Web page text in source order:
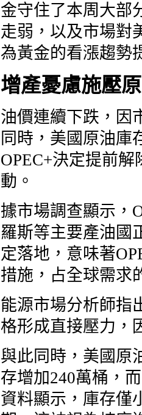
金守住了本周大部
走弱，以及市場對
為黃金的看漲趨勢
增產憂慮施壓
油價連續下跌，因
同時，美國原油庫
OPEC+決定提前
動。
據市場調查顯示，
羅斯等主要產油國
定落地，意味著
措施，占全球需求
能源市場分析師指
格形成直接壓力，
與此同時，美國原
存增加240萬桶，
資料顯示，庫存僅